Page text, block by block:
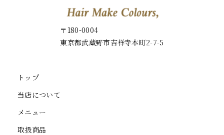
〒180-0004
東京都武蔵野市吉祥寺本町2-7-5
トップ
当店について
メニュー
取扱商品